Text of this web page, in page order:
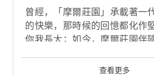
曾經，「摩爾莊園」承載著一
的快樂，那時候的回憶都化作
你我長大；如今，摩爾莊園伴
記憶回溯、夢想再臨，3D世界
查看更多